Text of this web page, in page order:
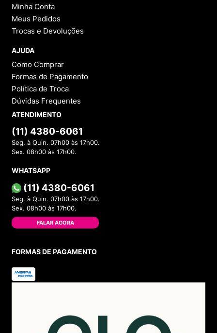
Minha Conta
Meus Pedidos
Trocas e Devoluções
AJUDA
Como Comprar
Formas de Pagamento
Política de Troca
Dúvidas Frequentes
ATENDIMENTO
(11) 4380-6061
Seg. à Quin. 07h00 às 17h00.
Sex. 08h00 às 17h00.
WHATSAPP
(11) 4380-6061
Seg. à Quin. 07h00 às 17h00.
Sex. 08h00 às 17h00.
FALAR AGORA
FORMAS DE PAGAMENTO